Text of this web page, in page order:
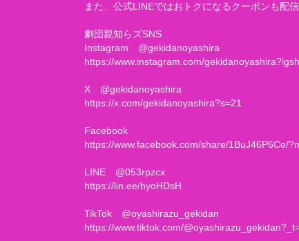
また、公式LINEではおトクになるクーポンも配信
劇団親知らズSNS
Instagram @gekidanoyashira
https://www.instagram.com/
X @gekidanoyashira
https://x.com/gekidanoyashira?s=21
Facebook
https://www.facebook.com/share/1BuJ46P6Ce/
LINE @053rpzcx
https://lin.ee/hyoHDsH
TikTok @oyashirazu_gekidan
https://www.tiktok.com/